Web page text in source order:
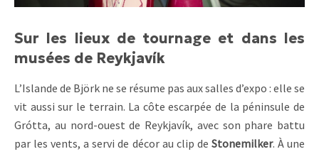
Sur les lieux de tournage et dans les
musées de Reykjavík
L’Islande de Björk ne se résume pas aux salles d’expo : elle se
vit aussi sur le terrain. La côte escarpée de la péninsule de
Grótta, au nord-ouest de Reykjavík, avec son phare battu
par les vents, a servi de décor au clip de Stonemilker. À une